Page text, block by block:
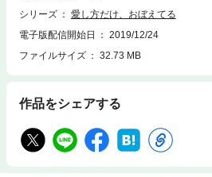
シリーズ
愛し方だけ、おぼえてる
電子版配信開始日
2019/12/24
ファイルサイズ
32.73 MB
作品をシェアする